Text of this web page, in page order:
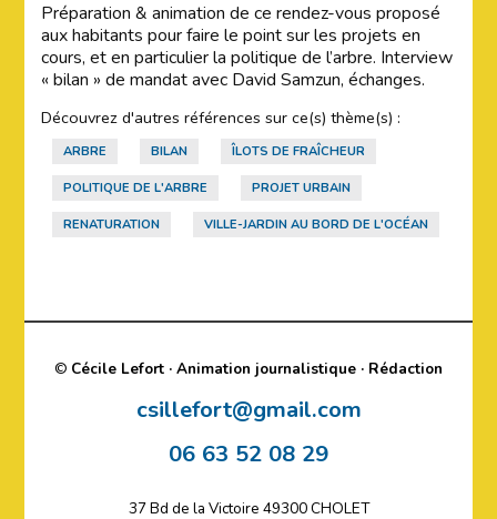
Préparation & animation de ce rendez-vous proposé
aux habitants pour faire le point sur les projets en
cours, et en particulier la politique de l’arbre. Interview
« bilan » de mandat avec David Samzun, échanges.
Découvrez d'autres références sur ce(s) thème(s) :
ARBRE BILAN ÎLOTS DE FRAÎCHEUR
POLITIQUE DE L'ARBRE PROJET URBAIN
RENATURATION VILLE-JARDIN AU BORD DE L'OCÉAN
© Cécile Lefort · Animation journalistique · Rédaction
csillefort@gmail.com
06 63 52 08 29
37 Bd de la Victoire 49300 CHOLET